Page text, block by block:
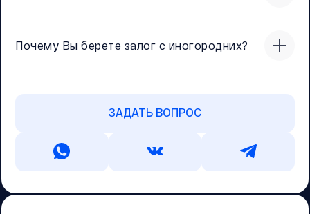
Почему Вы берете залог с иногородних?
ЗАДАТЬ ВОПРОС